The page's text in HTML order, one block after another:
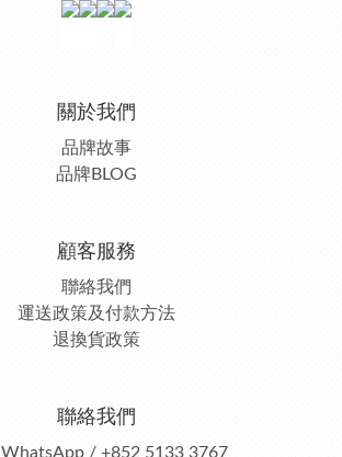
關於我們
品牌故事
品牌BLOG
顧客服務
聯絡我們
運送政策及付款方法
退換貨政策
聯絡我們
WhatsApp / +852 5133 3767